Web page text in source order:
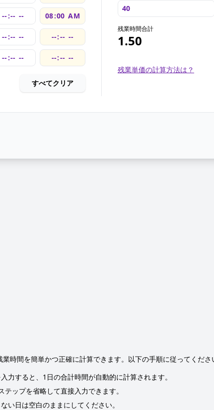
すべてクリア
残業時間合計
1.50
残業単価の計算方法は？
時間を簡単かつ正確に計算できます。以下の手順に従ってくださ
力すると、1日の合計時間が自動的に計算されます。
ップを省略して直接入力できます。
い日は空白のままにしてください。